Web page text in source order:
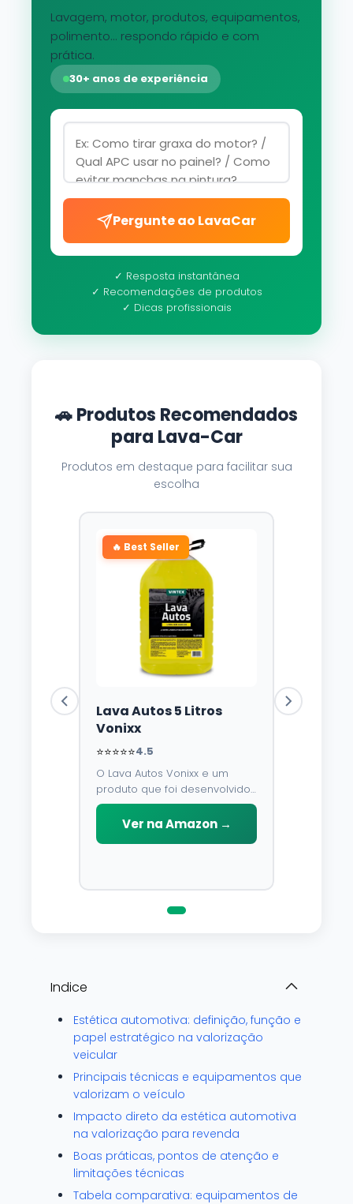
Lavagem, motor, produtos, equipamentos,
polimento... respondo rápido e com
prática.
30+ anos de experiência
Pergunte ao LavaCar
✓ Resposta instantânea
✓ Recomendações de produtos
✓ Dicas profissionais
🚗 Produtos Recomendados
para Lava-Car
Produtos em destaque para facilitar sua
escolha
🔥 Best Seller
Lava Autos 5 Litros
Vonixx
⭐⭐⭐⭐⭐4.5
O Lava Autos Vonixx e um
produto que foi desenvolvido
para limpar, proteger e
conservar a lataria do veiculo.
Por possuir pH neutro, pode
Ver na Amazon →
Indice
Estética automotiva: definição, função e
papel estratégico na valorização
veicular
Principais técnicas e equipamentos que
valorizam o veículo
Impacto direto da estética automotiva
na valorização para revenda
Boas práticas, pontos de atenção e
limitações técnicas
Tabela comparativa: equipamentos de